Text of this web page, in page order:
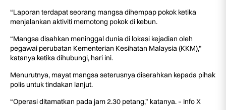
“Laporan terdapat seorang mangsa dihempap pokok ketika
menjalankan aktiviti memotong pokok di kebun.
“Mangsa disahkan meninggal dunia di lokasi kejadian oleh
pegawai perubatan Kementerian Kesihatan Malaysia (KKM),”
katanya ketika dihubungi, hari ini.
Menurutnya, mayat mangsa seterusnya diserahkan kepada pihak
polis untuk tindakan lanjut.
“Operasi ditamatkan pada jam 2.30 petang,” katanya. – Info X